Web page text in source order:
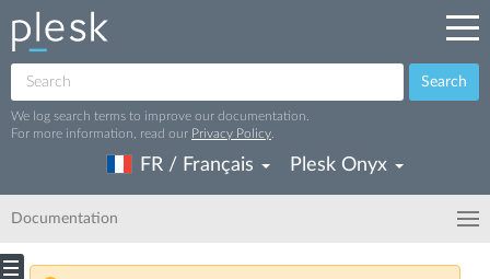
Search
We log search terms to improve our documentation.
For more information, read our Privacy Policy
FR / Français Plesk Onyx
Documentation